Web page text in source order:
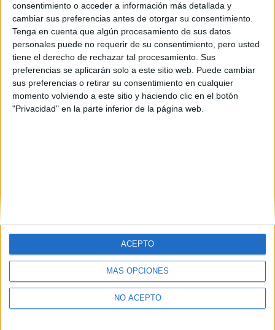
consentimiento o acceder a información más detallada y
cambiar sus preferencias antes de otorgar su consentimiento.
Tenga en cuenta que algún procesamiento de sus datos
personales puede no requerir de su consentimiento, pero usted
tiene el derecho de rechazar tal procesamiento. Sus
preferencias se aplicarán solo a este sitio web. Puede cambiar
sus preferencias o retirar su consentimiento en cualquier
momento volviendo a este sitio y haciendo clic en el botón
"Privacidad" en la parte inferior de la página web.
MÁS OPCIONES
NO ACEPTO
ACEPTO
Quiénes somos|Contactar|
Aviso legal|Politica de privacidad|Condiciones generales|Política
de cookies
© 2003-2026Compás Mediterráneo S.L.- Diego de León 47 - 28006